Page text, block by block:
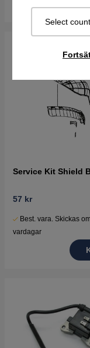
Select
Service Kit Shield
57 kr
Best. vara. Skickas
vardagar